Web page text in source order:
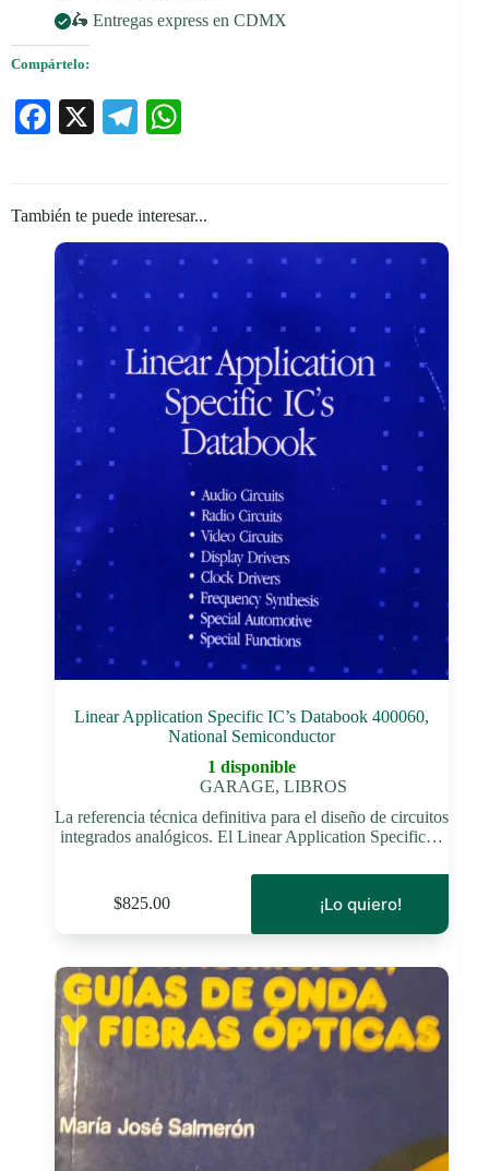
🛵 Entregas express en CDMX
Compártelo:
Fa
ok
X
Te
a
m
A
pp
También te puede interesar...
Linear Application Specific IC’s Databook 400060,
National Semiconductor
1 disponible
GARAGE,LIBROS
La referencia técnica definitiva para el diseño de circuitos
integrados analógicos. El Linear Application Specific…
$825.00 ¡Lo quiero!